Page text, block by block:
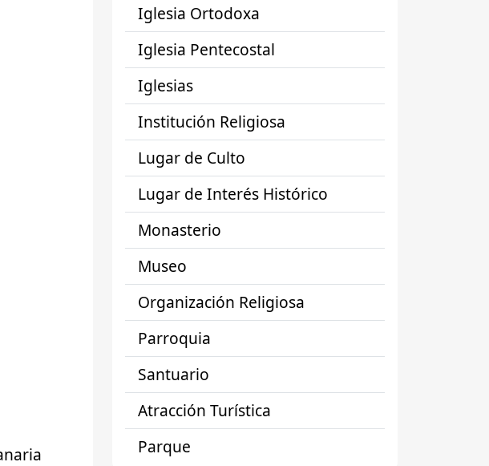
Iglesia Ortodoxa
Iglesia Pentecostal
Iglesias
Institución Religiosa
Lugar de Culto
Lugar de Interés Histórico
Monasterio
Museo
Organización Religiosa
Parroquia
Santuario
Atracción Turística
Parque